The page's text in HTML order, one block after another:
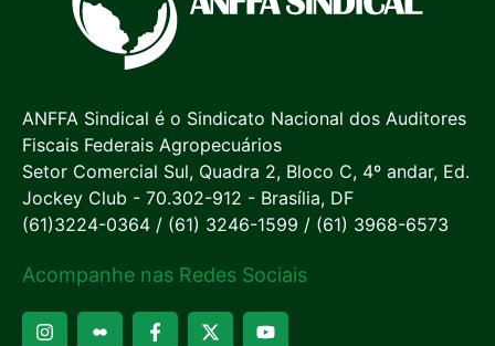
ANFFA Sindical é o Sindicato Nacional dos Auditores
Fiscais Federais Agropecuários
Setor Comercial Sul, Quadra 2, Bloco C, 4º andar, Ed.
Jockey Club - 70.302-912 - Brasília, DF
(61)3224-0364 / (61) 3246-1599 / (61) 3968-6573
Acompanhe nas Redes Sociais